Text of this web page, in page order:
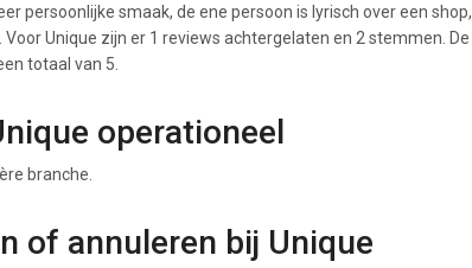
persoonlijke smaak, de ene persoon is lyrisch over een shop,
Unique zijn er 1 reviews achtergelaten en 2 stemmen. De
totaal van 5.
operationeel
branche.
of annuleren bij Unique